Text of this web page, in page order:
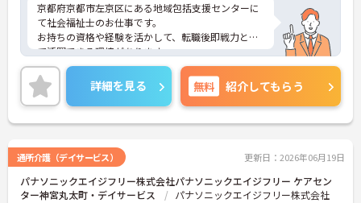
京都府京都市左京区にある地域包括支援センターに
て社会福祉士のお仕事です。
お持ちの資格や経験を活かして、転職後即戦力とし
て活躍できる環境があります。
ご興味ある方には、面接対策ポイントなど、さらに
詳細をお話しいたしますのでお気軽にご相談くださ
い。
詳細を見る 無料 紹介してもらう
通所介護（デイサービス） 更新日：2026年06月19日
パナソニックエイジフリー株式会社パナソニックエイジフリー ケアセン
ター神宮丸太町・デイサービス
パナソニックエイジフリー株式会社